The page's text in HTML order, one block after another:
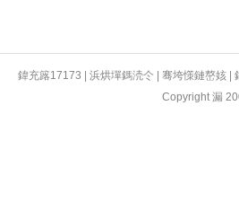
鍏充簬17173 |浜烘墠鎷涜仒 |骞垮憡鏈嶅姟 |
Copyright 漏